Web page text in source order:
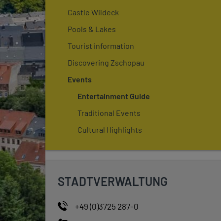
Castle Wildeck
Pools & Lakes
Tourist information
Discovering Zschopau
Events
Entertainment Guide
Traditional Events
Cultural Highlights
STADTVERWALTUNG
+49 (0)3725 287-0